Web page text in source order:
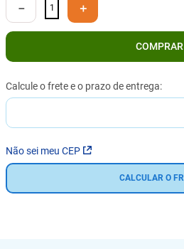
＋
－
COMPRAR
Não sei meu CEP
CALCULAR O